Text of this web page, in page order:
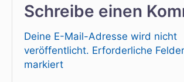
Schreibe einen
Deine E-Mail-Adresse wird nicht
veröffentlicht. Erforderliche
markiert